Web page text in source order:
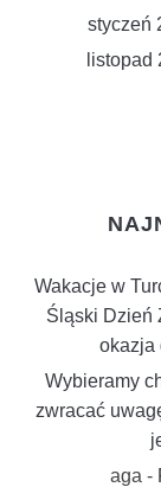
styczeń
listopad
Wakacje w
Śląski Dzień
okazja
Wybieramy
zwracać
aga -